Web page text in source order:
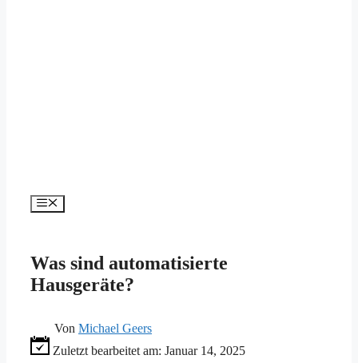
Menü
Was sind automatisierte
Hausgeräte?
Von Michael Geers
Zuletzt bearbeitet am: Januar 14, 2025